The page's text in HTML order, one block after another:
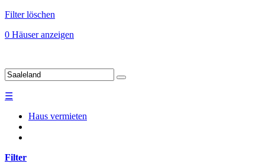
Filter löschen
0 Häuser anzeigen
☰
Haus vermieten
Filter